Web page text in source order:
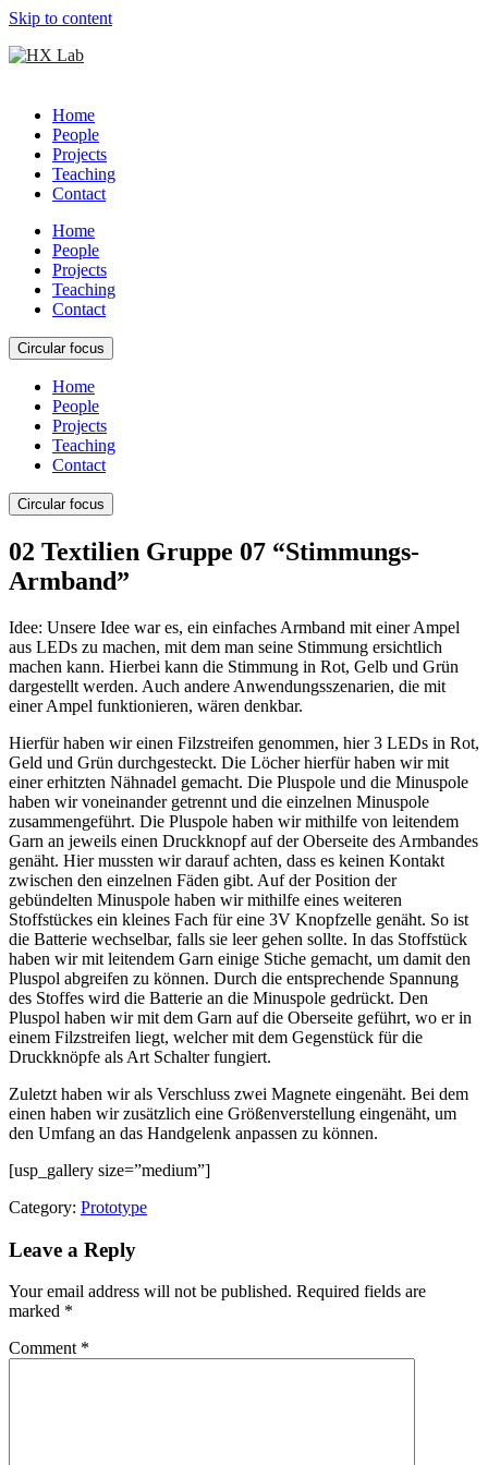
Skip to content
Home
People
Projects
Teaching
Contact
Home
People
Projects
Teaching
Contact
Circular focus
Home
People
Projects
Teaching
Contact
Circular focus
02 Textilien Gruppe 07 “Stimmungs-
Armband”
Idee: Unsere Idee war es, ein einfaches Armband mit einer Ampel
aus LEDs zu machen, mit dem man seine Stimmung ersichtlich
machen kann. Hierbei kann die Stimmung in Rot, Gelb und Grün
dargestellt werden. Auch andere Anwendungsszenarien, die mit
einer Ampel funktionieren, wären denkbar.
Hierfür haben wir einen Filzstreifen genommen, hier 3 LEDs in Rot,
Geld und Grün durchgesteckt. Die Löcher hierfür haben wir mit
einer erhitzten Nähnadel gemacht. Die Pluspole und die Minuspole
haben wir voneinander getrennt und die einzelnen Minuspole
zusammengeführt. Die Pluspole haben wir mithilfe von leitendem
Garn an jeweils einen Druckknopf auf der Oberseite des Armbandes
genäht. Hier mussten wir darauf achten, dass es keinen Kontakt
zwischen den einzelnen Fäden gibt. Auf der Position der
gebündelten Minuspole haben wir mithilfe eines weiteren
Stoffstückes ein kleines Fach für eine 3V Knopfzelle genäht. So ist
die Batterie wechselbar, falls sie leer gehen sollte. In das Stoffstück
haben wir mit leitendem Garn einige Stiche gemacht, um damit den
Pluspol abgreifen zu können. Durch die entsprechende Spannung
des Stoffes wird die Batterie an die Minuspole gedrückt. Den
Pluspol haben wir mit dem Garn auf die Oberseite geführt, wo er in
einem Filzstreifen liegt, welcher mit dem Gegenstück für die
Druckknöpfe als Art Schalter fungiert.
Zuletzt haben wir als Verschluss zwei Magnete eingenäht. Bei dem
einen haben wir zusätzlich eine Größenverstellung eingenäht, um
den Umfang an das Handgelenk anpassen zu können.
[usp_gallery size=”medium”]
Category: Prototype
Leave a Reply
Your email address will not be published. Required fields are
marked *
Comment *